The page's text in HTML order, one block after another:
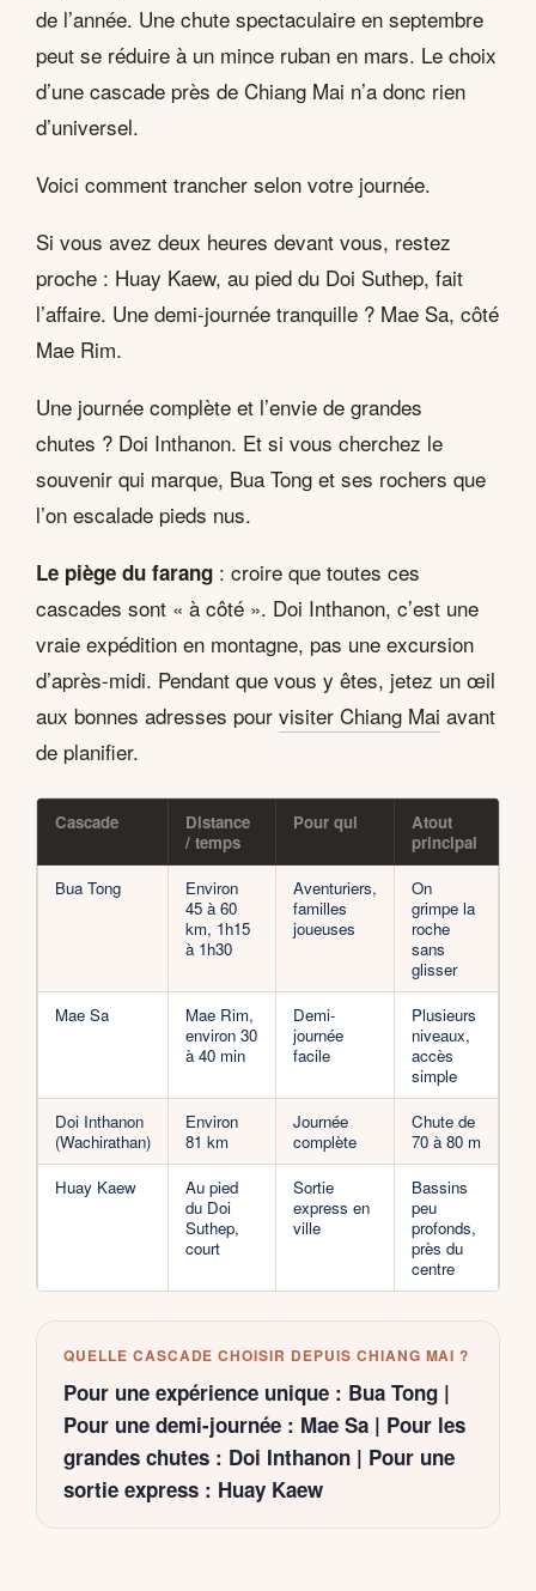
de l’année. Une chute spectaculaire en septembre
peut se réduire à un mince ruban en mars. Le choix
d’une cascade près de Chiang Mai n’a donc rien
d’universel.
Voici comment trancher selon votre journée.
Si vous avez deux heures devant vous, restez
proche : Huay Kaew, au pied du Doi Suthep, fait
l’affaire. Une demi-journée tranquille ? Mae Sa, côté
Mae Rim.
Une journée complète et l’envie de grandes
chutes ? Doi Inthanon. Et si vous cherchez le
souvenir qui marque, Bua Tong et ses rochers que
l’on escalade pieds nus.
Le piège du farang : croire que toutes ces
cascades sont « à côté ». Doi Inthanon, c’est une
vraie expédition en montagne, pas une excursion
d’après-midi. Pendant que vous y êtes, jetez un œil
aux bonnes adresses pour visiter Chiang Mai avant
de planifier.
Cascade
Distance
/ temps
Pour qui
Atout
principal
Bua Tong
Environ
45 à 60
km, 1h15
à 1h30
Aventuriers,
familles
joueuses
On
grimpe la
roche
sans
glisser
Mae Sa
Mae Rim,
environ 30
à 40 min
Demi-
journée
facile
Plusieurs
niveaux,
accès
simple
Doi Inthanon
(Wachirathan)
Environ
81 km
Journée
complète
Chute de
70 à 80 m
Huay Kaew
Au pied
du Doi
Suthep,
court
Sortie
express en
ville
Bassins
peu
profonds,
près du
centre
QUELLE CASCADE CHOISIR DEPUIS CHIANG MAI ?
Pour une expérience unique : Bua Tong |
Pour une demi-journée : Mae Sa | Pour les
grandes chutes : Doi Inthanon | Pour une
sortie express : Huay Kaew